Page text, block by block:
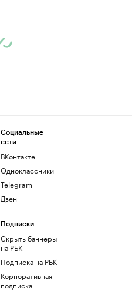
Социальные
сети
ВКонтакте
Одноклассники
Telegram
Дзен
Подписки
Скрыть баннеры
на РБК
Подписка на РБК
Корпоративная
подписка